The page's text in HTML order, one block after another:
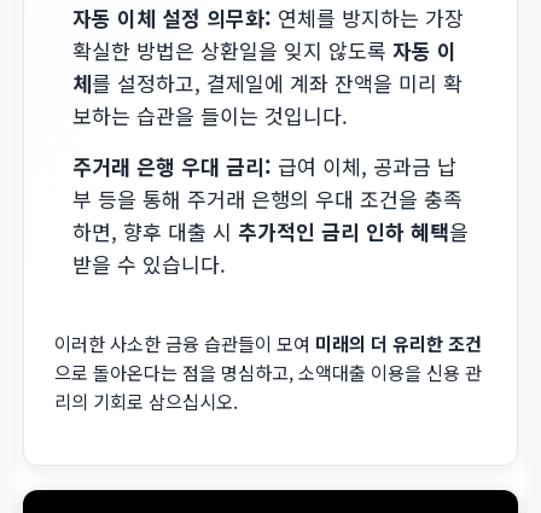
자동 이체 설정 의무화: 연체를 방지하는 가장
확실한 방법은 상환일을 잊지 않도록 자동 이
체를 설정하고, 결제일에 계좌 잔액을 미리 확
보하는 습관을 들이는 것입니다.
주거래 은행 우대 금리: 급여 이체, 공과금 납
부 등을 통해 주거래 은행의 우대 조건을 충족
하면, 향후 대출 시 추가적인 금리 인하 혜택을
받을 수 있습니다.
이러한 사소한 금융 습관들이 모여 미래의 더 유리한 조건
으로 돌아온다는 점을 명심하고, 소액대출 이용을 신용 관
리의 기회로 삼으십시오.